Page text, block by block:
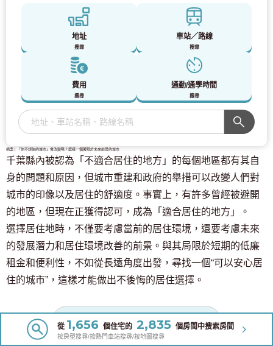
地址
搜尋
車站／路線
搜尋
費用
搜尋
通勤/通學時間
搜尋
摘要 | 「你不想住的城市」會改變嗎？選擇一個著眼於未來前景的城市
千葉縣內被認為「不適合居住的地方」的每個地區都有其自
身的問題和原因，但城市重建和政府的舉措可以改變人們對
城市的印像以及居住的舒適度。事實上，有許多曾經被避開
的地區，但現在正獲得認可，成為「適合居住的地方」。
選擇居住地時，不僅要考慮當前的居住環境，還要考慮未來
的發展潛力和居住環境改善的前景。與其局限於短期的低廉
租金和便利性，不如從長遠角度出發，尋找一個“可以安心居
住的城市”，這樣才能做出不後悔的居住選擇。
在此搜尋房產
從 1,656 個住宅的 2,835 個房間中搜索房間
按房型搜尋/按熱門車站搜尋/按地圖搜尋